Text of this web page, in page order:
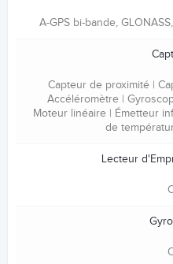
A-GPS bi-bande,
Capteur de proximité |
Accéléromètre |
Moteur linéaire | Émetteur
de
Lecteur